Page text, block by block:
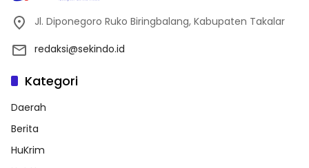
Jl. Diponegoro Ruko Biringbalang, Kabupaten Takalar
redaksi@sekindo.id
Kategori
Daerah
Berita
HuKrim